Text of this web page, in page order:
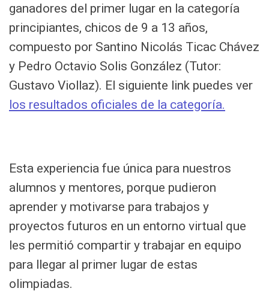
ganadores del primer lugar en la categoría
principiantes, chicos de 9 a 13 años,
compuesto por Santino Nicolás Ticac Chávez
y Pedro Octavio Solis González (Tutor:
Gustavo Viollaz). El siguiente link puedes ver
los resultados oficiales de la categoría.
Esta experiencia fue única para nuestros
alumnos y mentores, porque pudieron
aprender y motivarse para trabajos y
proyectos futuros en un entorno virtual que
les permitió compartir y trabajar en equipo
para llegar al primer lugar de estas
olimpiadas.